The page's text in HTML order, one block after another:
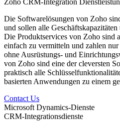
Die Softwarelösungen von Zoho
und sollen alle
Die Produktservices von Zoho sind
einfach zu vermitteln und zahlen
ohne Ausrüstungs- und
von Zoho sind eine der cleversten
praktisch alle
basierten Anwendungen zu einem
Contact Us
Microsoft Dynamics-Dienste
CRM-Integrationsdienste